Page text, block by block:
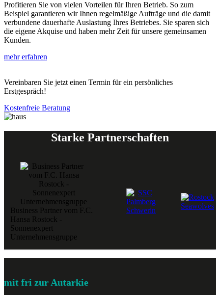
Profitieren Sie von vielen Vorteilen für Ihren Betrieb. So zum
Beispiel garantieren wir Ihnen regelmäßige Aufträge und die damit
verbundene dauerhafte Auslastung Ihres Betriebes. Sie sparen sich
die eigene Akquise und haben mehr Zeit für unsere gemeinsamen
Kunden. ​
mehr erfahren
Vereinbaren Sie jetzt einen Termin für ein persönliches
Erstgespräch!
Kostenfreie Beratung
Starke Partnerschaften
Business Partner vom F.C.
Hansa Rostock -
Sonnenexpert
Unternehmensgruppe
mit fri zur Autarkie